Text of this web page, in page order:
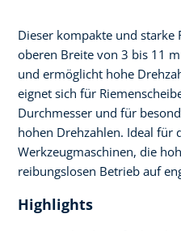
Dieser kompakte und
oberen Breite von 3 bis 11
und ermöglicht hohe
eignet sich für
Durchmesser und für
hohen Drehzahlen. Ideal für
Werkzeugmaschinen, die
reibungslosen Betrieb auf
Highlights